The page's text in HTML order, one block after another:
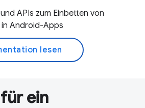
APIs zum Einbetten von
Android-Apps
lesen
ein